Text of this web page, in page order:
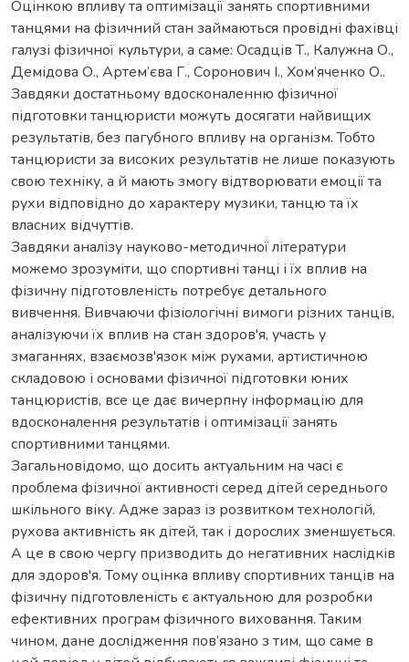
Оцінкою впливу та оптимізації занять спортивними
танцями на фізичний стан займаються провідні фахівці
галузі фізичної культури, а саме: Осадців Т., Калужна О.,
Демідова О., Артем’єва Г., Соронович І., Хом’яченко О..
Завдяки достатньому вдосконаленню фізичної
підготовки танцюристи можуть досягати найвищих
результатів, без пагубного впливу на організм. Тобто
танцюристи за високих результатів не лише показують
свою техніку, а й мають змогу відтворювати емоції та
рухи відповідно до характеру музики, танцю та їх
власних відчуттів.
Завдяки аналізу науково-методичної літератури
можемо зрозуміти, що спортивні танці і їх вплив на
фізичну підготовленість потребує детального
вивчення. Вивчаючи фізіологічні вимоги різних танців,
аналізуючи їх вплив на стан здоров'я, участь у
змаганнях, взаємозв'язок між рухами, артистичною
складовою і основами фізичної підготовки юних
танцюристів, все це дає вичерпну інформацію для
вдосконалення результатів і оптимізації занять
спортивними танцями.
Загальновідомо, що досить актуальним на часі є
проблема фізичної активності серед дітей середнього
шкільного віку. Адже зараз із розвитком технологій,
рухова активність як дітей, так і дорослих зменшується.
А це в свою чергу призводить до негативних наслідків
для здоров'я. Тому оцінка впливу спортивних танців на
фізичну підготовленість є актуальною для розробки
ефективних програм фізичного виховання. Таким
чином, дане дослідження пов’язано з тим, що саме в